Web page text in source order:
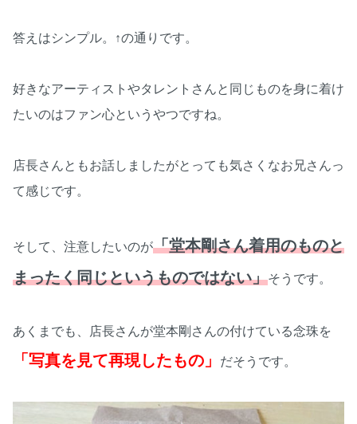
答えはシンプル。↑の通りです。
好きなアーティストやタレントさんと同じものを身に着け
たいのはファン心というやつですね。
店長さんともお話しましたがとっても気さくなお兄さんっ
て感じです。
そして、注意したいのが「堂本剛さん着用のものと
まったく同じというものではない」そうです。
あくまでも、店長さんが堂本剛さんの付けている念珠を
「写真を見て再現したもの」 だそうです。